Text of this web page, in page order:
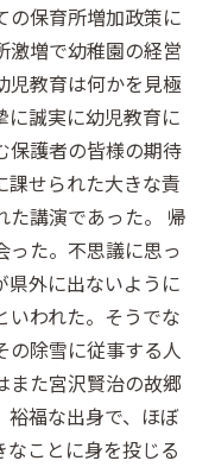
の保育所増加政策に
激増で幼稚園の経営
児教育は何かを見極
に誠実に幼児教育に
保護者の皆様の期待
課せられた大きな責
た講演であった。 帰
った。不思議に思っ
県外に出ないように
いわれた。そうでな
の除雪に従事する人
また宮沢賢治の故郷
裕福な出身で、ほぼ
ことに身を投じる